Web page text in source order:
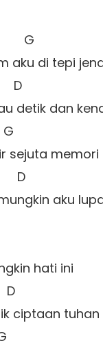
G
aku di tepi
D
detik dan
G
sejuta memori
D
aku
hati ini
D
ciptaan tuhan